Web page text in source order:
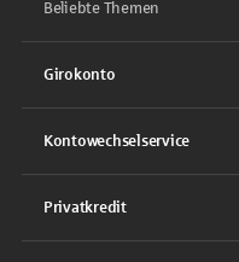
Beliebte Themen
Girokonto
Kontowechselservice
Privatkredit